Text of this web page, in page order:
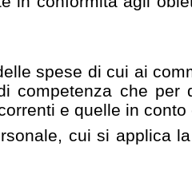
spese di cui ai
competenza che per
e quelle in
cui si applica